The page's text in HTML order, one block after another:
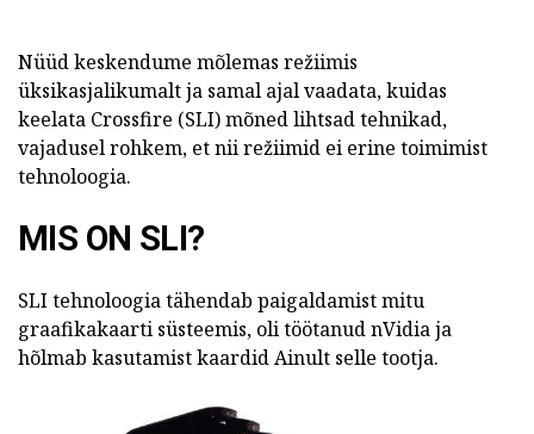
Nüüd keskendume mõlemas režiimis
üksikasjalikumalt ja samal ajal vaadata, kuidas
keelata Crossfire (SLI) mõned lihtsad tehnikad,
vajadusel rohkem, et nii režiimid ei erine toimimist
tehnoloogia.
MIS ON SLI?
SLI tehnoloogia tähendab paigaldamist mitu
graafikakaarti süsteemis, oli töötanud nVidia ja
hõlmab kasutamist kaardid Ainult selle tootja.